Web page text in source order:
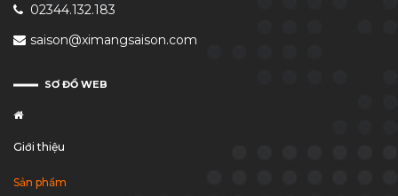
02344.132.183
saison@ximangsaison.com
SƠ ĐỒ WEB
Giới thiệu
Sản phẩm